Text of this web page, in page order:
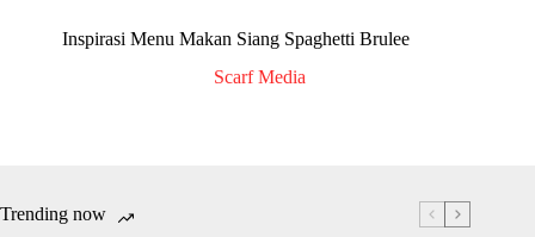
Inspirasi Menu Makan Siang Spaghetti Brulee
Scarf Media
Trending now